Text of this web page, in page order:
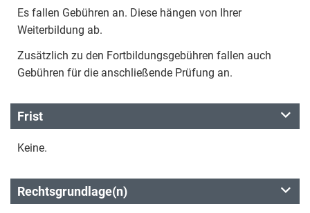
Es fallen Gebühren an. Diese hängen von Ihrer
Weiterbildung ab.
Zusätzlich zu den Fortbildungsgebühren fallen auch
Gebühren für die anschließende Prüfung an.
Frist
Keine.
Rechtsgrundlage(n)